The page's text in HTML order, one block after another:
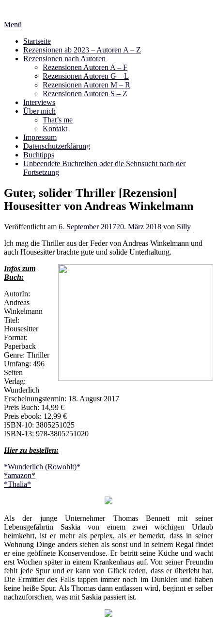
springen
Menü
Startseite
Rezensionen ab 2023 – Autoren A – Z
Rezensionen nach Autoren
Rezensionen Autoren A – F
Rezensionen Autoren G – L
Rezensionen Autoren M – R
Rezensionen Autoren S – Z
Interviews
Über mich
That’s me
Kontakt
Impressum
Datenschutzerklärung
Buchtipps
Unbeendete Buchreihen oder die Sehnsucht nach der
Fortsetzung
Guter, solider Thriller [Rezension]
Housesitter von Andreas Winkelmann
Veröffentlicht am 6. September 201720. März 2018 von Silly
Ich mag die Thriller aus der Feder von Andreas Winkelmann und
auch Housesitter brachte gute und solide Unterhaltung.
Infos zum
Buch:
AutorIn:
Andreas
Winkelmann
Titel:
Housesitter
Format:
Paperback
Genre: Thriller
Umfang: 496
Seiten
Verlag:
Wunderlich
Erscheinungstermin: 18. August 2017
Preis Buch: 14,99 €
Preis ebook: 12,99 €
ISBN-10: 3805251025
ISBN-13: 978-3805251020
Hier zu bestellen:
*Wunderlich (Rowohlt)*
*amazon*
*Thalia*
Als der junge Unternehmer Thomas Bennett mit seiner
Lebensgefährtin Saskia von einem zwei wöchigen Urlaub
heimkehrt, ist er mehr als perplex, als er bemerkt, dass in seiner
Wohnung Dinge anders stehen als sonst und in seinem Regal findet
er eine geöffnete Konservendose. Er betritt seine Küche und wacht
erst Wochen später in einem Krankenhaus auf. Von seiner Freundin
fehlt jede Spur und er kann von Glück reden, dass er überlebt hat.
Die Ermittler des Falls tappen immer noch im Dunklen und haben
keine heiße Spur. Als Thomas dann entlassen wird, beginnt er selber
nachzuforschen, was mit Saskia passiert ist.